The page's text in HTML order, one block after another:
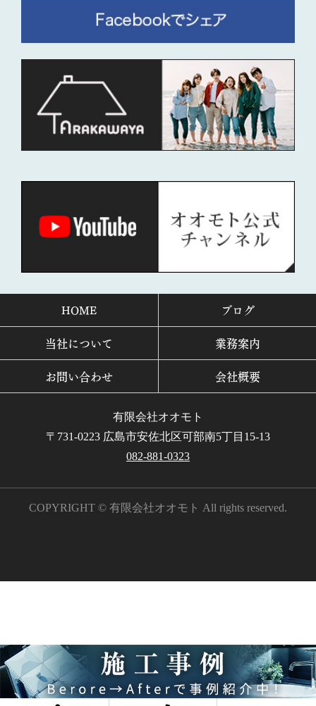
HOME
ブログ
当社について
業務案内
お問い合わせ
会社概要
有限会社オオモト
〒731-0223 広島市安佐北区可部南5丁目15-13
082-881-0323
COPYRIGHT © 有限会社オオモト All rights reserved.